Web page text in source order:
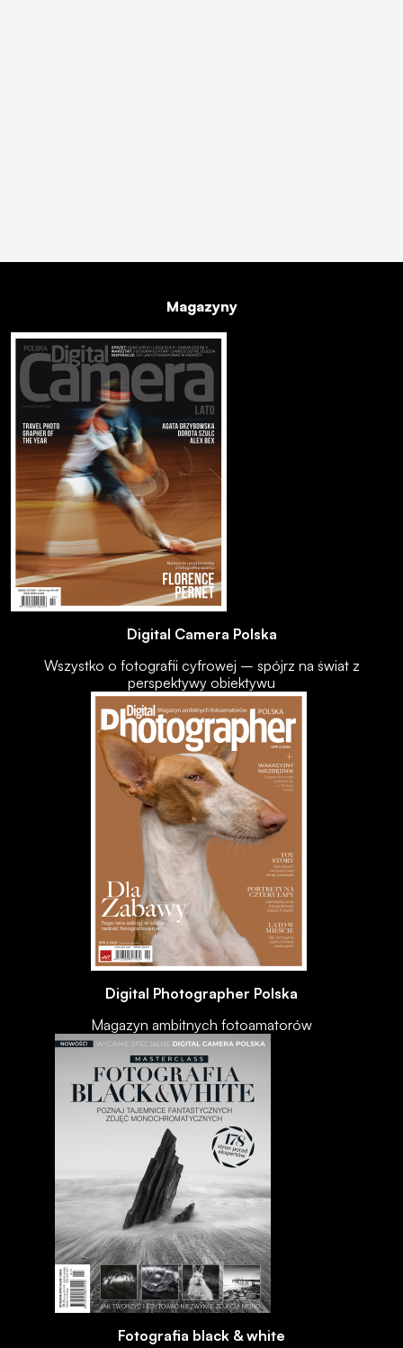
Magazyny
Digital Camera Polska
Wszystko o fotografii cyfrowej – spójrz na świat z
perspektywy obiektywu
Digital Photographer Polska
Magazyn ambitnych fotoamatorów
Fotografia black & white